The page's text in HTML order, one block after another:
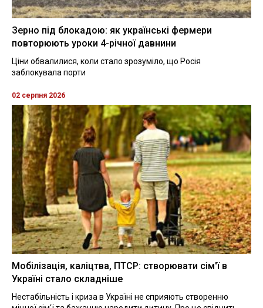
Зерно під блокадою: як українські фермери
повторюють уроки 4-річної давнини
Ціни обвалилися, коли стало зрозуміло, що Росія
заблокувала порти
02 серпня 2026
Мобілізація, каліцтва, ПТСР: створювати сім'ї в
Україні стало складніше
Нестабільність і криза в Україні не сприяють створенню